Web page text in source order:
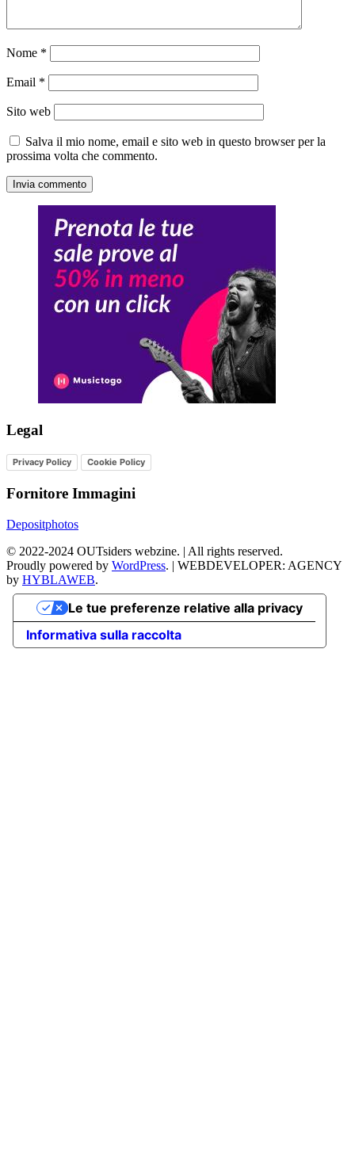
Nome *
Email *
Sito web
Salva il mio nome, email e sito web in questo browser per la
prossima volta che commento.
Legal
Privacy Policy Cookie Policy
Fornitore Immagini
Depositphotos
© 2022-2024 OUTsiders webzine. | All rights reserved.
Proudly powered by WordPress. | WEBDEVELOPER: AGENCY
by HYBLAWEB.
Informativa sulla raccolta
Le tue preferenze relative alla privacy